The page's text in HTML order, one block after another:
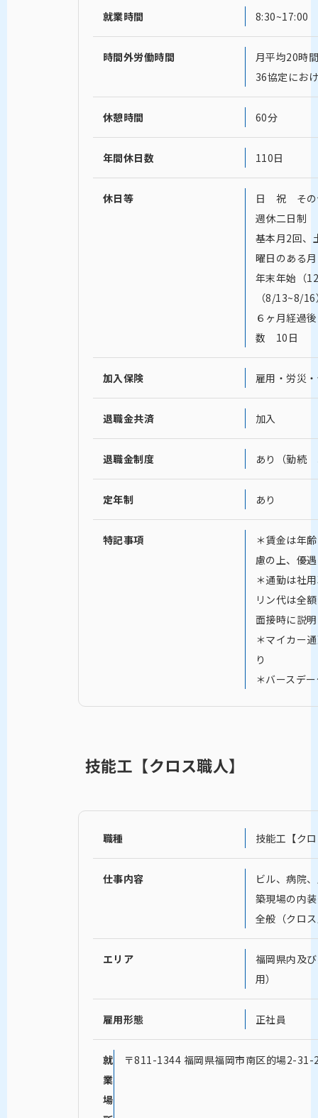
就業時間 8:30~17:00
時間外労働時間
月平均20時
36協定にお
休憩時間 60分
年間休日数 110日
休日等
日 祝 その
週休二日制
基本月2回、
曜日のある
年末年始（
（8/13~8/
６ヶ月経過
数 10日
加入保険 雇用・労災
退職金共済 加入
退職金制度 あり（勤続
定年制 あり
特記事項
＊賃金は年
慮の上、優
＊通勤は社
リン代は全
面接時に説明
＊マイカー
り
＊バースデ
技能工【クロス職人】
職種 技能工【ク
仕事内容
ビル、病院
築現場の内
全般（クロ
エリア
福岡県内及
用）
雇用形態 正社員
就
業
場
〒811-1344 福岡県福岡市南区的場2-31-